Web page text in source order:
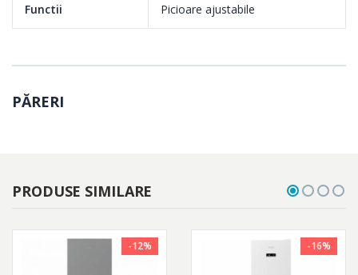
Functii Picioare ajustabile
PĂRERI
PRODUSE SIMILARE
-12% -16%